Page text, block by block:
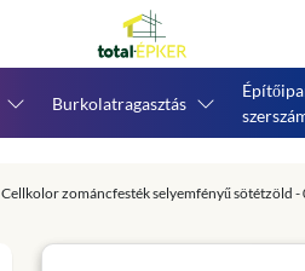
Burkolatragasztás
Cellkolor zománcfesték selyemfényű sötétzöld -